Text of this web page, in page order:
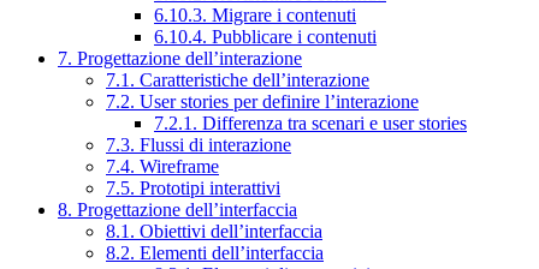
6.10.3. Migrare i contenuti
6.10.4. Pubblicare i contenuti
7. Progettazione dell’interazione
7.1. Caratteristiche dell’interazione
7.2. User stories per definire l’interazione
7.2.1. Differenza tra scenari e user stories
7.3. Flussi di interazione
7.4. Wireframe
7.5. Prototipi interattivi
8. Progettazione dell’interfaccia
8.1. Obiettivi dell’interfaccia
8.2. Elementi dell’interfaccia